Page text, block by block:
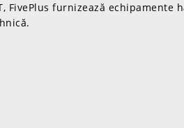
FivePlus furnizează